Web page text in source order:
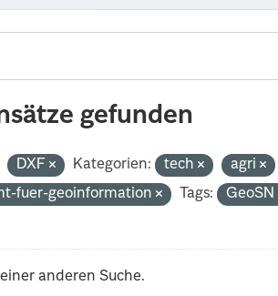
gefunden
DXF Kategorien: tech
agri
fuer-geoinformation Tags:
GeoSN
anderen Suche.